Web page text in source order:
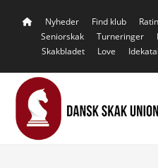
Nyheder Find klub
Seniorskak
Turneringer
Skakbladet
Love